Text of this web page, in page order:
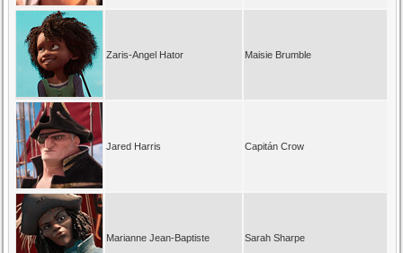
Zaris-Angel Hator Maisie Brumble
Jared Harris Capitán Crow
Marianne Jean-Baptiste Sarah Sharpe